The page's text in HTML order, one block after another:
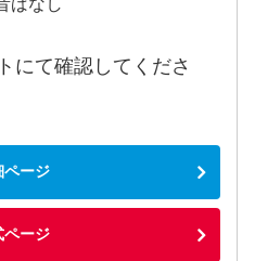
ばなし
にて確認してくださ
ページ
ページ